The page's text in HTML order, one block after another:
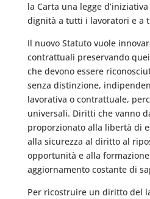
la Carta una legge
dignità a tutti i lavoratori e a
Il nuovo Statuto vuole
contrattuali preservando
che devono essere
senza distinzione,
lavorativa o contrattuale,
universali. Diritti che vanno
proporzionato alla libertà di
alla sicurezza al diritto al
opportunità e alla
aggiornamento costante di
Per ricostruire un diritto del